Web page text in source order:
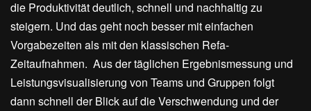
die Produktivität deutlich, schnell und nachhaltig zu
steigern. Und das geht noch besser mit einfachen
Vorgabezeiten als mit den klassischen Refa-
Zeitaufnahmen. Aus der täglichen Ergebnismessung und
Leistungsvisualisierung von Teams und Gruppen folgt
dann schnell der Blick auf die Verschwendung und der